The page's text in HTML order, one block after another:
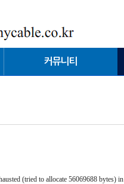
커뮤니티
(tried to allocate 56069688 bytes) in